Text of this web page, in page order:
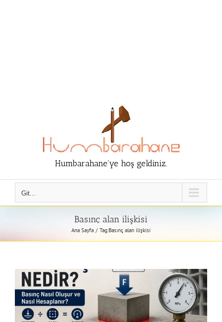
Humbarahane'ye hoş geldiniz.
Git...
Basınç alan ilişkisi
Ana Sayfa Tag:Basınç alan ilişkisi